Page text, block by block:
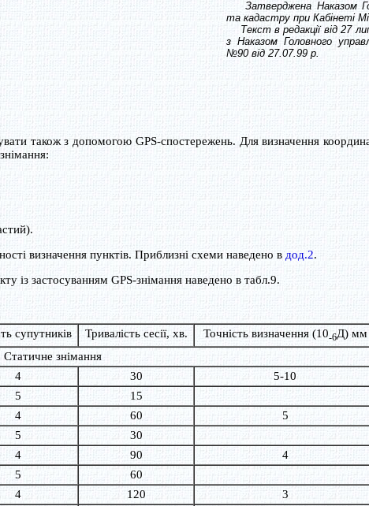
Затверджена Наказом
та кадастру при Кабінеті
Текст в редакції від 27
з Наказом Головного
№90 від 27.07.99 р.
також з допомогою GPS-спостережень. Для визначення
визначення пунктів. Приблизні схеми наведено в дод.2.
із застосуванням GPS-знімання наведено в табл.9.
супутників Тривалість сесії, хв. Точність визначення (10-6Д) мм
Статичне знімання
4 30
5-10
5
15
4 60
5
5
30
4 90
4
5
60
4 120
3